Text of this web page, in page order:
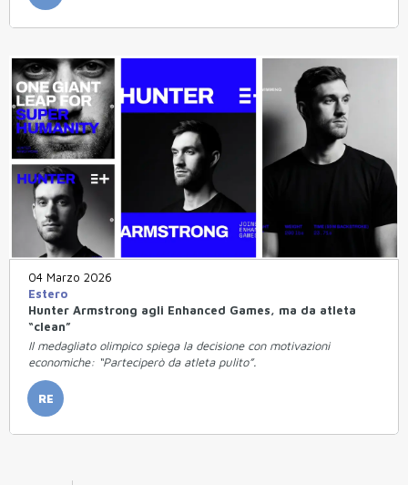
04 Marzo 2026
Estero
Hunter Armstrong agli Enhanced Games, ma da atleta
“clean”
Il medagliato olimpico spiega la decisione con motivazioni
economiche: “Parteciperò da atleta pulito”.
RE